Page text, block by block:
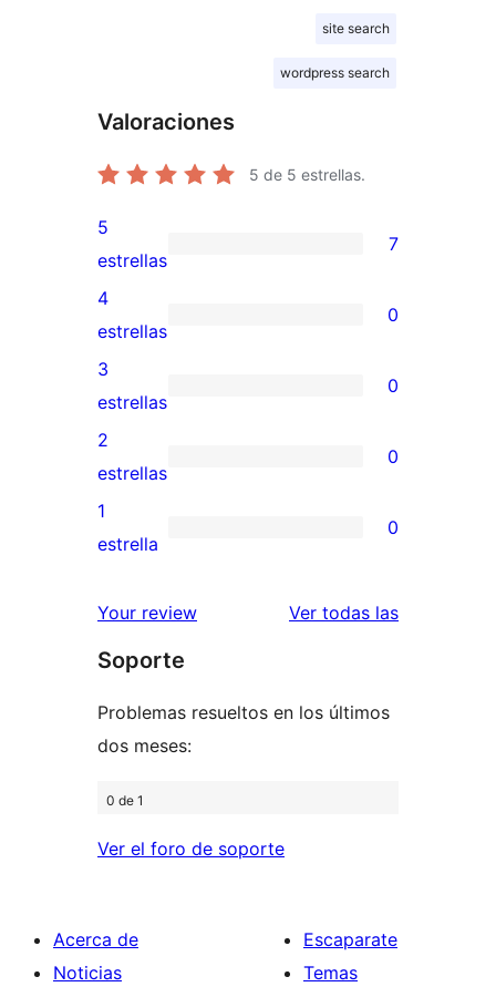
site search
wordpress search
Valoraciones
5 de 5 estrellas.
7
valoraciones
de
5
estrellas
5
estrellas
7
0
valoraciones
de
4
estrellas
4
estrellas
0
0
valoraciones
de
3
estrellas
3
estrellas
0
0
valoraciones
de
estrellas
2
estrellas
0
0
de
estrellas
1
estrella
0
Your review Ver todas las
Soporte
Problemas resueltos en los últimos
dos meses:
0 de 1
Ver el foro de soporte
Acerca de
Noticias
Escaparate
Temas